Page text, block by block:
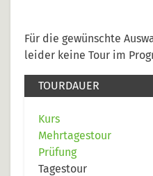
Für die gewünschte
leider keine Tour im
TOURDAUER
Kurs
Mehrtagestour
Prüfung
Tagestour